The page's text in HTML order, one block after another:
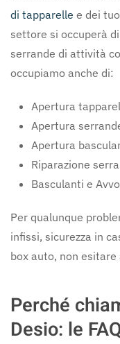
di tapparelle e dei
settore si occuperà
serrande di attività
occupiamo anche di:
Apertura
Apertura
Apertura
Riparazione
Basculanti e
Per qualunque
infissi, sicurezza in
box auto, non esitare
Perché
Desio: le